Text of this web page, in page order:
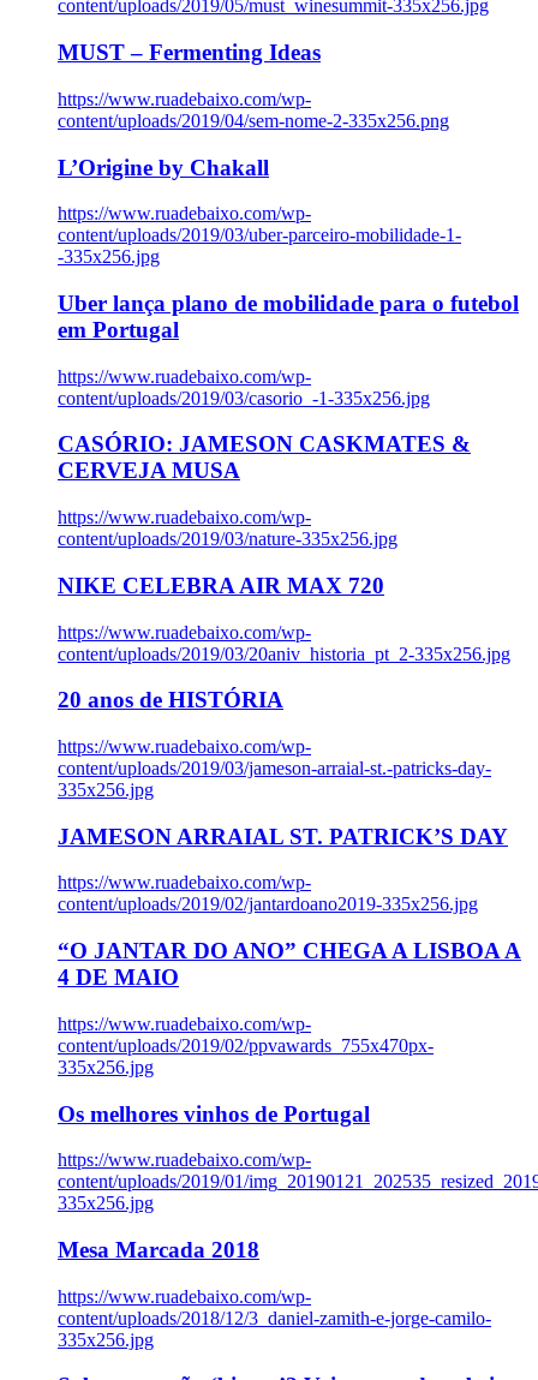
content/uploads/2019/05/must_winesummit-335x256.jpg
MUST – Fermenting Ideas
https://www.ruadebaixo.com/wp-
content/uploads/2019/04/sem-nome-2-335x256.png
L’Origine by Chakall
https://www.ruadebaixo.com/wp-
content/uploads/2019/03/uber-parceiro-mobilidade-1-
-335x256.jpg
Uber lança plano de mobilidade para o futebol
em Portugal
https://www.ruadebaixo.com/wp-
content/uploads/2019/03/casorio_-1-335x256.jpg
CASÓRIO: JAMESON CASKMATES &
CERVEJA MUSA
https://www.ruadebaixo.com/wp-
content/uploads/2019/03/nature-335x256.jpg
NIKE CELEBRA AIR MAX 720
https://www.ruadebaixo.com/wp-
content/uploads/2019/03/20aniv_historia_pt_2-335x256.jpg
20 anos de HISTÓRIA
https://www.ruadebaixo.com/wp-
content/uploads/2019/03/jameson-arraial-st.-patricks-day-
335x256.jpg
JAMESON ARRAIAL ST. PATRICK’S DAY
https://www.ruadebaixo.com/wp-
content/uploads/2019/02/jantardoano2019-335x256.jpg
“O JANTAR DO ANO” CHEGA A LISBOA A
4 DE MAIO
https://www.ruadebaixo.com/wp-
content/uploads/2019/02/ppvawards_755x470px-
335x256.jpg
Os melhores vinhos de Portugal
https://www.ruadebaixo.com/wp-
content/uploads/2019/01/
335x256.jpg
Mesa Marcada 2018
https://www.ruadebaixo.com/wp-
content/uploads/2018/12/3_daniel-zamith-e-jorge-camilo-
335x256.jpg